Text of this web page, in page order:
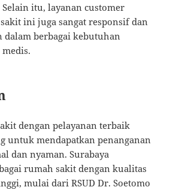
itu, layanan customer
ini juga sangat responsif dan
dalam berbagai kebutuhan
dengan pelayanan terbaik
untuk mendapatkan penanganan
dan nyaman. Surabaya
rumah sakit dengan kualitas
mulai dari RSUD Dr. Soetomo